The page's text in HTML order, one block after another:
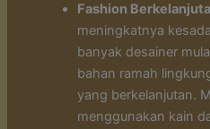
Fashion
meningkatnya
banyak desainer
bahan ramah
yang berkelanjutan.
menggunakan kain